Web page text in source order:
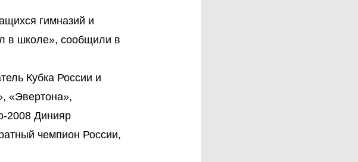
гимназий и
в школе», сообщили в
Кубка России и
«Эвертона»,
2008 Динияр
чемпион России,